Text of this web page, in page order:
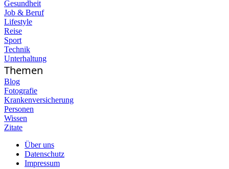
Gesundheit
Job & Beruf
Lifestyle
Reise
Sport
Technik
Unterhaltung
Themen
Blog
Fotografie
Krankenversicherung
Personen
Wissen
Zitate
Über uns
Datenschutz
Impressum